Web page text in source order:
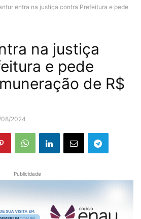
entra na justiça contra Prefeitura e pede
na justiça
e pede
de R$
08/2024
Publicidade